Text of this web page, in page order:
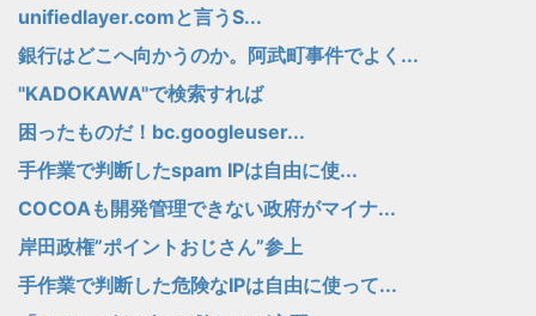
unifiedlayer.comと言うS...
銀行はどこへ向かうのか。阿武町事件でよく...
"KADOKAWA"で検索すれば
困ったものだ！bc.googleuser...
手作業で判断したspam IPは自由に使...
COCOAも開発管理できない政府がマイナ...
岸田政権”ポイントおじさん”参上
手作業で判断した危険なIPは自由に使って...